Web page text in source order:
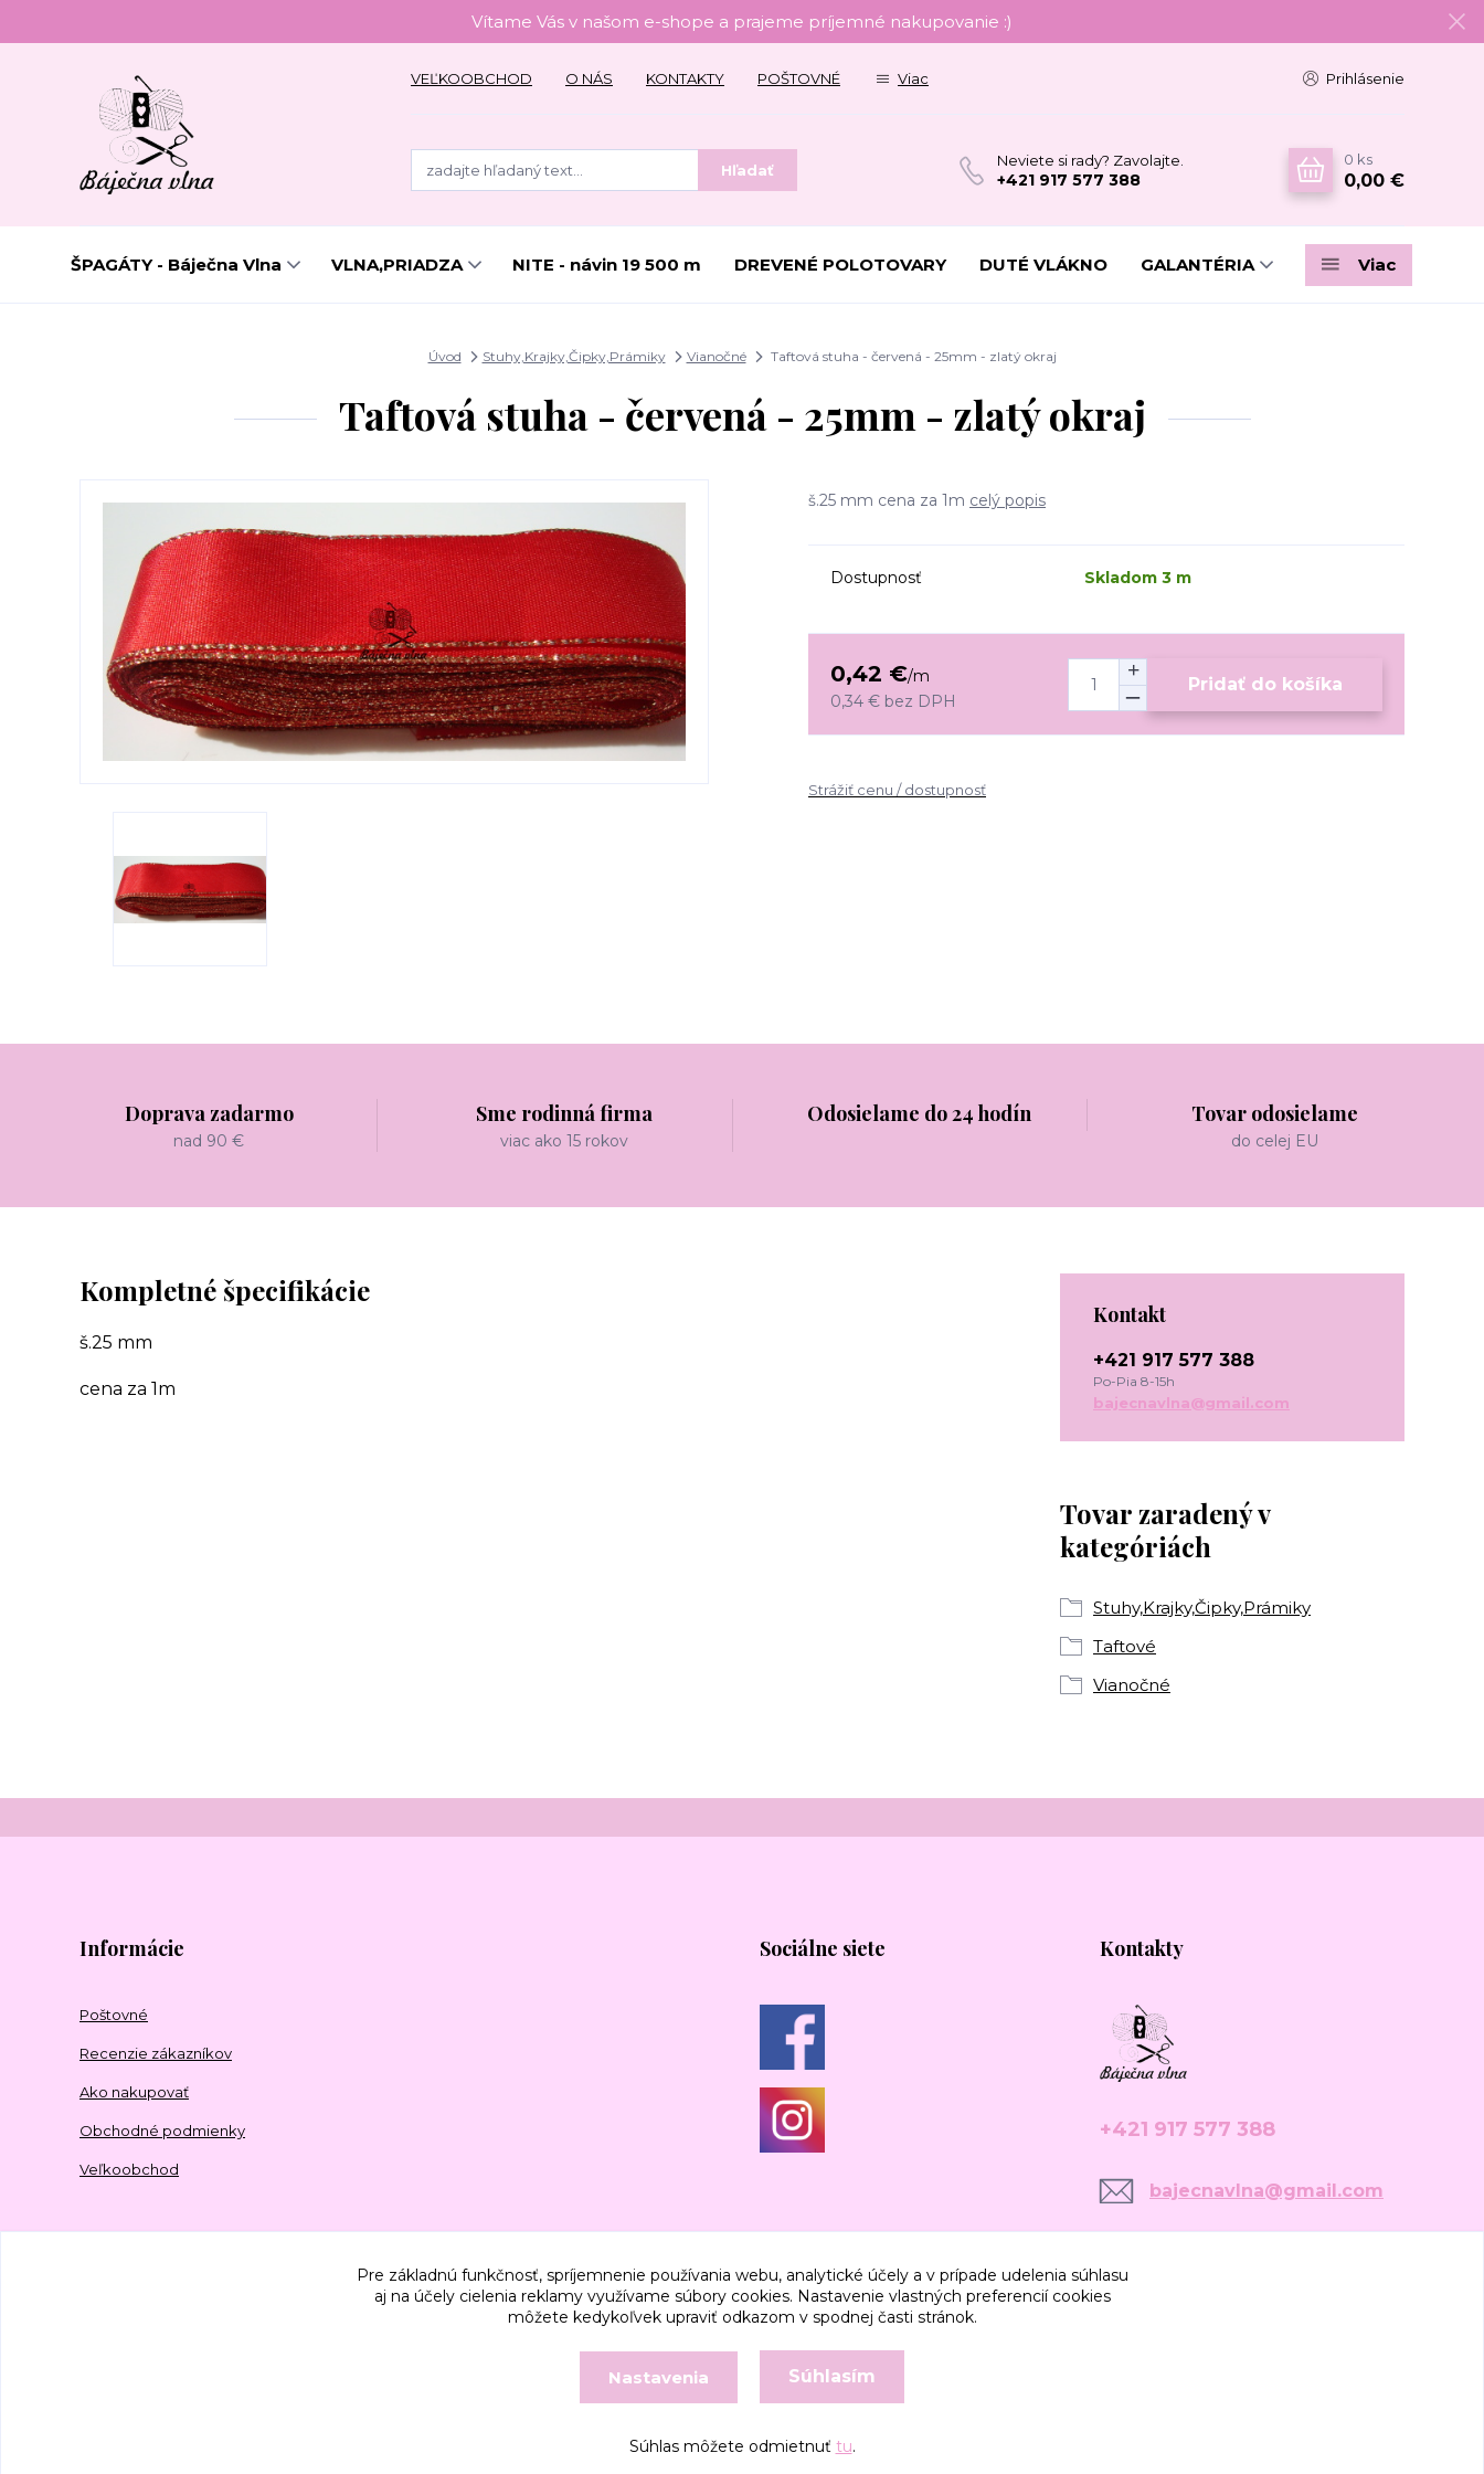
Vítame Vás v našom e-shope a prajeme príjemné nakupovanie :)
VEĽKOOBCHOD O NÁS KONTAKTY POŠTOVNÉ Viac Prihlásenie
Hľadať
Neviete si rady? Zavolajte.
+421 917 577 388
0 ks
0,00 €
ŠPAGÁTY - Báječna Vlna VLNA,PRIADZA NITE - návin 19 500 m DREVENÉ POLOTOVARY DUTÉ VLÁKNO GALANTÉRIA Viac
Úvod Stuhy,Krajky,Čipky,Prámiky Vianočné Taftová stuha - červená - 25mm - zlatý okraj
Taftová stuha - červená - 25mm - zlatý okraj
š.25 mm cena za 1m celý popis
Dostupnosť Skladom 3 m
0,42 €/m
0,34 € bez DPH
Pridať do košíka
Strážiť cenu / dostupnosť
Doprava zadarmo
nad 90 €
Sme rodinná firma
viac ako 15 rokov
Odosielame do 24 hodín Tovar odosielame
do celej EU
Kompletné špecifikácie
š.25 mm
cena za 1m
Tovar zaradený v
kategóriách
Stuhy,Krajky,Čipky,Prámiky
Taftové
Vianočné
Kontakt
+421 917 577 388
Po-Pia 8-15h
bajecnavlna@gmail.com
Informácie
Poštovné
Recenzie zákazníkov
Ako nakupovať
Obchodné podmienky
Veľkoobchod
Sociálne siete Kontakty
+421 917 577 388
bajecnavlna@gmail.com
Pre základnú funkčnosť, spríjemnenie používania webu, analytické účely a v prípade udelenia súhlasu
aj na účely cielenia reklamy využívame súbory cookies. Nastavenie vlastných preferencií cookies
môžete kedykoľvek upraviť odkazom v spodnej časti stránok.
Nastavenia Súhlasím
Súhlas môžete odmietnuť tu.